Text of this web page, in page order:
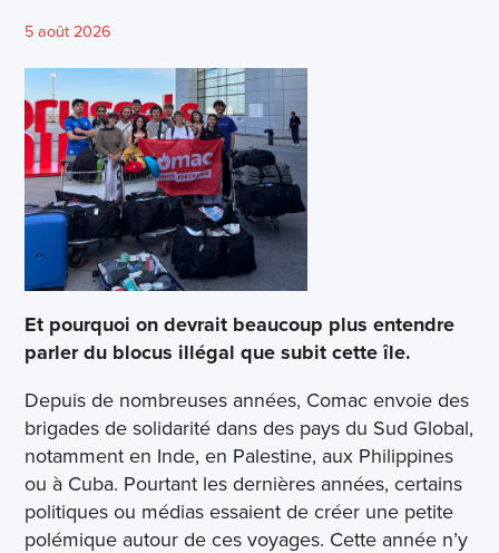
5 août 2026
Et pourquoi on devrait beaucoup plus entendre
parler du blocus illégal que subit cette île.
Depuis de nombreuses années, Comac envoie des
brigades de solidarité dans des pays du Sud Global,
notamment en Inde, en Palestine, aux Philippines
ou à Cuba. Pourtant les dernières années, certains
politiques ou médias essaient de créer une petite
polémique autour de ces voyages. Cette année n’y